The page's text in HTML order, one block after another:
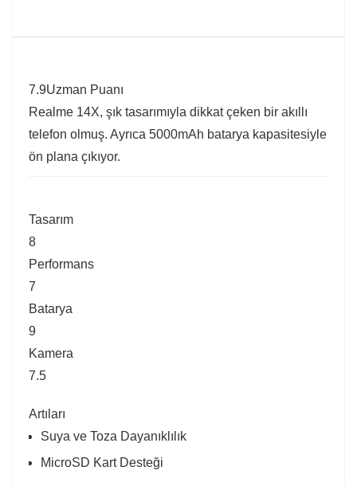
7.9Uzman Puanı
Realme 14X, şık tasarımıyla dikkat çeken bir akıllı
telefon olmuş. Ayrıca 5000mAh batarya kapasitesiyle
ön plana çıkıyor.
Tasarım
8
Performans
7
Batarya
9
Kamera
7.5
Artıları
Suya ve Toza Dayanıklılık
MicroSD Kart Desteği